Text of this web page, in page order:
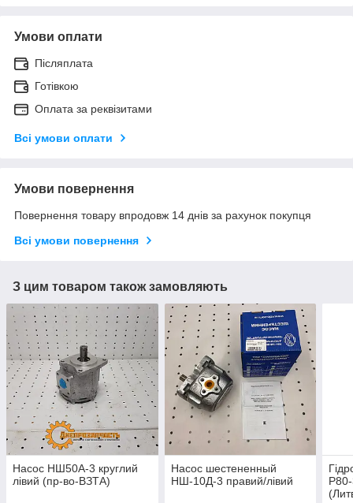
Умови оплати
Післяплата
Готівкою
Оплата за реквізитами
Всі умови оплати
Умови повернення
Повернення товару впродовж 14 днів за рахунок покупця
Всі умови повернення
З цим товаром також замовляють
Насос НШ50А-3 круглий
лівий (пр-во-ВЗТА)
Насос шестененный
НШ-10Д-3 правий/лівий